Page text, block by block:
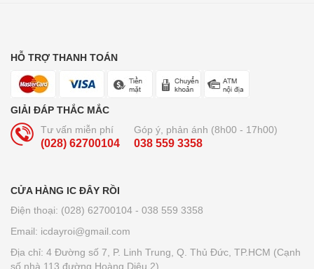
HỖ TRỢ THANH TOÁN
GIẢI ĐÁP THẮC MẮC
Tư vấn miễn phí
(028) 62700104
Góp ý, phản ánh (8h00 - 17h00)
038 559 3358
CỬA HÀNG IC ĐÂY RỒI
Điện thoại: (028) 62700104 - 038 559 3358
Email: icdayroi@gmail.com
Địa chỉ: 4 Đường số 7, P. Linh Trung, Q. Thủ Đức, TP.HCM (Cạnh
số nhà 113 đường Hoàng Diệu 2)